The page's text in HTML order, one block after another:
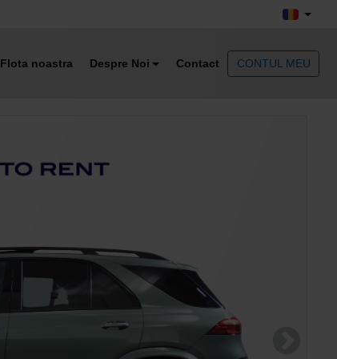
Flota noastra Despre Noi Contact CONTUL MEU